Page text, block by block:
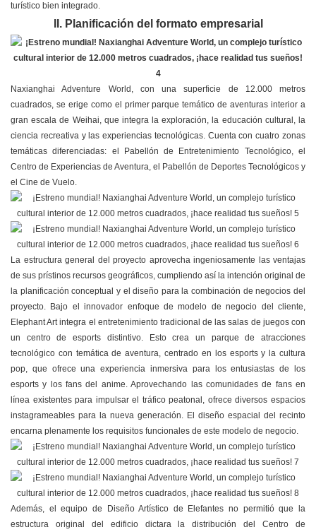
turístico bien integrado.
II. Planificación del formato empresarial
Naxianghai Adventure World, con una superficie de 12.000 metros
cuadrados, se erige como el primer parque temático de aventuras interior a
gran escala de Weihai, que integra la exploración, la educación cultural, la
ciencia recreativa y las experiencias tecnológicas. Cuenta con cuatro zonas
temáticas diferenciadas: el Pabellón de Entretenimiento Tecnológico, el
Centro de Experiencias de Aventura, el Pabellón de Deportes Tecnológicos y
el Cine de Vuelo.
La estructura general del proyecto aprovecha ingeniosamente las ventajas
de sus prístinos recursos geográficos, cumpliendo así la intención original de
la planificación conceptual y el diseño para la combinación de negocios del
proyecto. Bajo el innovador enfoque de modelo de negocio del cliente,
Elephant Art integra el entretenimiento tradicional de las salas de juegos con
un centro de esports distintivo. Esto crea un parque de atracciones
tecnológico con temática de aventura, centrado en los esports y la cultura
pop, que ofrece una experiencia inmersiva para los entusiastas de los
esports y los fans del anime. Aprovechando las comunidades de fans en
línea existentes para impulsar el tráfico peatonal, ofrece diversos espacios
instagrameables para la nueva generación. El diseño espacial del recinto
encarna plenamente los requisitos funcionales de este modelo de negocio.
Además, el equipo de Diseño Artístico de Elefantes no permitió que la
estructura original del edificio dictara la distribución del Centro de